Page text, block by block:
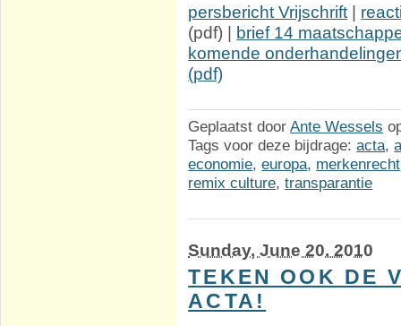
persbericht Vrijschrift |
(pdf) | brief 14
komende
(pdf)
Geplaatst doorAnte Wessels
Tags voor deze bijdrage:acta,
economie,europa, merkenrecht
remix culture,transparantie
Sunday, June 20. 2010
TEKEN OOK DE
ACTA!